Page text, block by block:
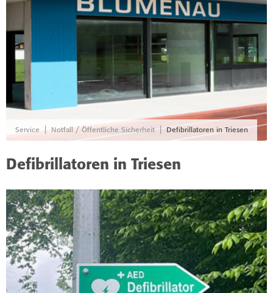
Service Notfall / Öffentliche Sicherheit Defibrillatoren in Triesen
Defibrillatoren in Triesen